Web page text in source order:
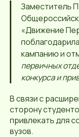
Заместитель
«Движение
кампанию и
первичных
конкурса и
В связи с
сторону
привлекать для
вузов.